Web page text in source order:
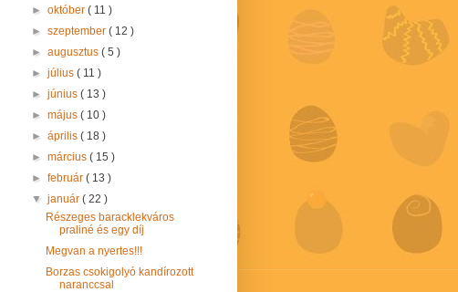
►október( 11 )
►szeptember( 12 )
►augusztus( 5 )
►július( 11 )
►június( 13 )
►május( 10 )
►április( 18 )
►március( 15 )
►február( 13 )
▼január( 22 )
Részeges baracklekváros
praliné és egy díj
Megvan a nyertes!!!
Borzas csokigolyó kandírozott
naranccsal